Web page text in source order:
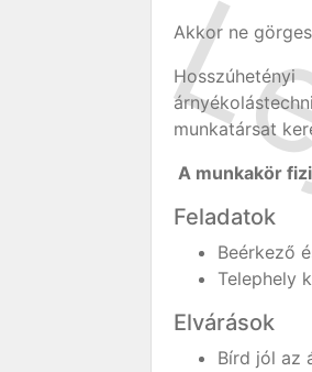
Akkor ne
munkatársat
A munkakör
Feladatok
Beérkező
Telephely
Elvárások
Bírd jól az